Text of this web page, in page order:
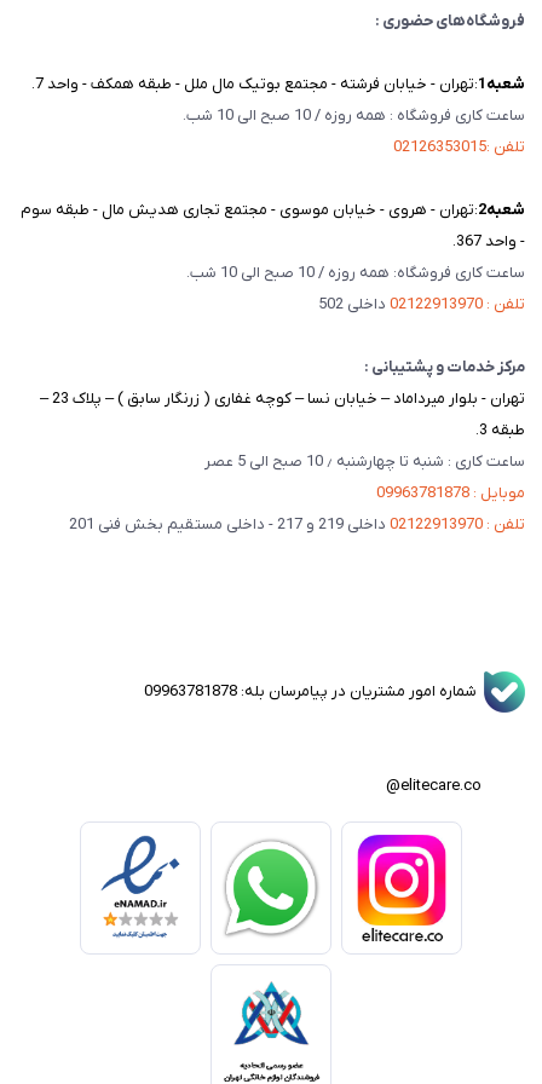
فروشگاه‌های حضوری :
شعبه‌1 :تهران - خیابان فرشته - مجتمع بوتیک مال ملل - طبقه همکف - واحد 7.
ساعت کاری فروشگاه : همه روزه / 10 صبح الی 10 شب.
تلفن :02126353015
شعبه‌2 :تهران - هروی - خیابان موسوی - مجتمع تجاری هدیش مال - طبقه سوم
- واحد 367.
ساعت کاری فروشگاه: همه روزه / 10 صبح الی 10 شب.
تلفن : 02122913970
داخلی 502
مرکز خدمات و پشتیبانی :
تهران - بلوار میرداماد – خیابان نسا – کوچه غفاری ( زرنگار سابق ) – پلاک 23 –
طبقه 3.
ساعت کاری : شنبه تا چهارشنبه ٫ 10 صبح الی 5 عصر
موبایل : 09963781878
تلفن : 02122913970
داخلی 219 و 217 - داخلی مستقیم بخش فنی 201
شماره امور مشتریان در پیامرسان بله: 09963781878